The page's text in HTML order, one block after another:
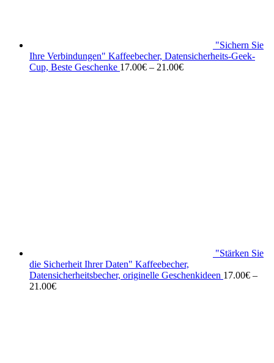
"Sichern Sie
Ihre Verbindungen" Kaffeebecher, Datensicherheits-Geek-
Cup, Beste Geschenke 17.00€ – 21.00€
"Stärken Sie
die Sicherheit Ihrer Daten" Kaffeebecher,
Datensicherheitsbecher, originelle Geschenkideen 17.00€ –
21.00€